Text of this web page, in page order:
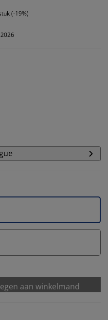
(-19%)
aan winkelmand